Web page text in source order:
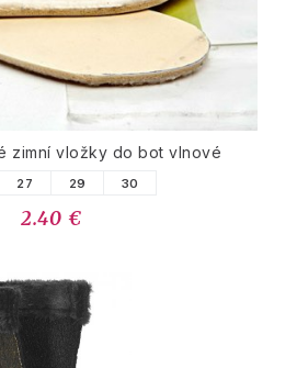
zimní vložky do bot vlnové
27 29 30
2.40 €